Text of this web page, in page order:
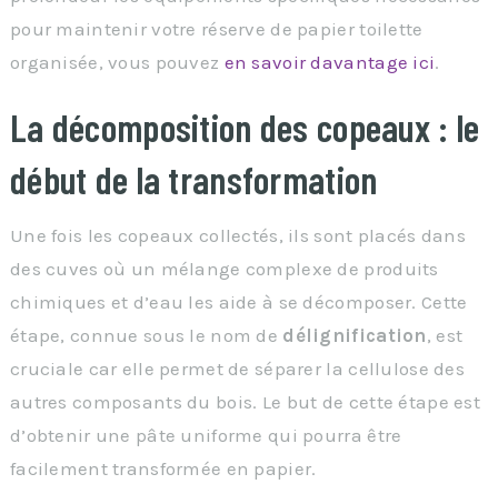
pour maintenir votre réserve de papier toilette
organisée, vous pouvez en savoir davantage ici.
La décomposition des copeaux : le
début de la transformation
Une fois les copeaux collectés, ils sont placés dans
des cuves où un mélange complexe de produits
chimiques et d’eau les aide à se décomposer. Cette
étape, connue sous le nom de délignification, est
cruciale car elle permet de séparer la cellulose des
autres composants du bois. Le but de cette étape est
d’obtenir une pâte uniforme qui pourra être
facilement transformée en papier.